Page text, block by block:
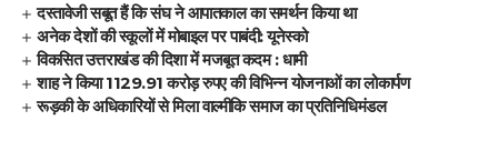
दस्तावेजी सबूत हैं कि संघ ने आपातकाल का समर्थन किया था
अनेक देशों की स्कूलों में मोबाइल पर पाबंदी: यूनेस्को
विकसित उत्तराखंड की दिशा में मजबूत कदम : धामी
शाह ने किया 1129.91 करोड़ रुपए की विभिन्न योजनाओं का लोकार्पण
रूड़की के अधिकारियों से मिला वाल्मीकि समाज का प्रतिनिधिमंडल